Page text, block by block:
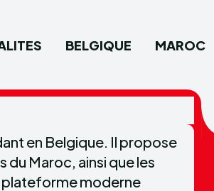
Type in...
Type in...
BELGIQUE MAROC
en Belgique. Il propose
du Maroc, ainsi que les
plateforme moderne